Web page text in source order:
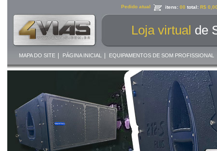
Pedido atual itens: 00 total: R$
Loja virtual de
MAPA DO SITE| PÁGINA INICIAL | EQUIPAMENTOS DE SOM PROFISSIONAL